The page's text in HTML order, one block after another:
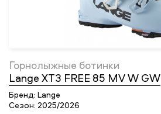
Горнолыжные ботинки
Lange XT3 FREE 85 MV W GW
Бренд: Lange
Сезон: 2025/2026